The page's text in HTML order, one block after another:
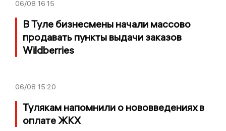
06/08 16:15
В Туле бизнесмены начали массово
продавать пункты выдачи заказов
Wildberries
06/08 15:20
Тулякам напомнили о нововведениях в
оплате ЖКХ